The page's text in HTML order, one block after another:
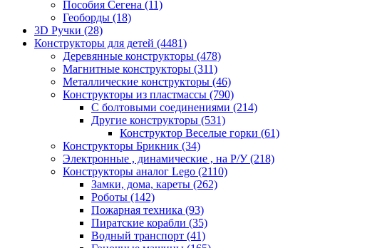
Пособия Сегена (11)
Геоборды (18)
3D Ручки (28)
Конструкторы для детей (4481)
Деревянные конструкторы (478)
Магнитные конструкторы (311)
Металлические конструкторы (46)
Конструкторы из пластмассы (790)
С болтовыми соединениями (214)
Другие конструкторы (531)
Конструктор Веселые горки (61)
Конструкторы Брикник (34)
Электронные , динамические , на Р/У(218)
Конструкторы аналог Lego (2110)
Замки, дома, кареты (262)
Роботы (142)
Пожарная техника (93)
Пиратские корабли (35)
Водный транспорт (41)